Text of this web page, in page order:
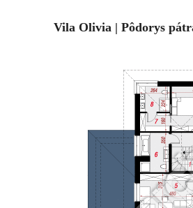
Vila Olivia | Pôdorys